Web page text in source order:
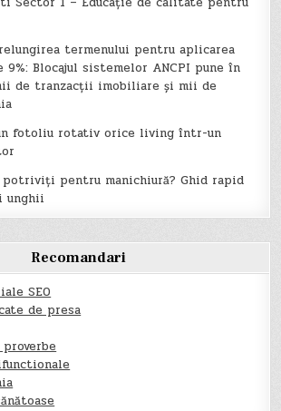
termenului pentru aplicarea
9%: Blocajul sistemelor ANCPI pune în
de tranzacții imobiliare și mii de
fotoliu rotativ orice living într-un
pentru manichiură? Ghid rapid
unghii
Recomandari
SEO
de presa